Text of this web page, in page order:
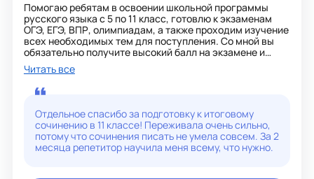
Помогаю ребятам в освоении школьной программы
русского языка с 5 по 11 класс, готовлю к экзаменам
ОГЭ, ЕГЭ, ВПР, олимпиадам, а также проходим изучение
всех необходимых тем для поступления. Со мной вы
обязательно получите высокий балл на экзамене и
поступите в ВУЗ мечты!
На занятии мы сможем:
- получить фундаментальные знания
- повысить орфографическую и пунктуационную
грамотность;
- выявить пробелы и устранить их;
- подготовиться к ЕГЭ и ОГЭ и уверенно сдать его с
высоким результатом;
- научиться писать сочинения и изложения;
Читать все
Отдельное спасибо за подготовку к итоговому
сочинению в 11 классе! Переживала очень сильно,
потому что сочинения писать не умела совсем. За 2
месяца репетитор научила меня всему, что нужно.